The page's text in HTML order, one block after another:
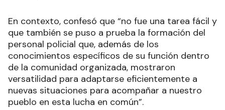
En contexto, confesó que “no fue una tarea fácil y
que también se puso a prueba la formación del
personal policial que, además de los
conocimientos específicos de su función dentro
de la comunidad organizada, mostraron
versatilidad para adaptarse eficientemente a
nuevas situaciones para acompañar a nuestro
pueblo en esta lucha en común”.